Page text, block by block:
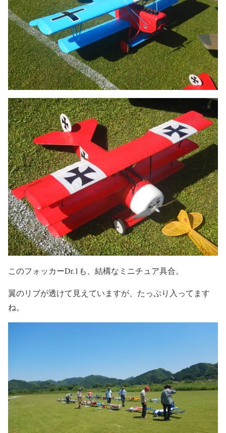
このフォッカーDr.1も、結構なミニチュア具合。
翼のリブが透けて見えていますが、たっぷり入ってます
ね。